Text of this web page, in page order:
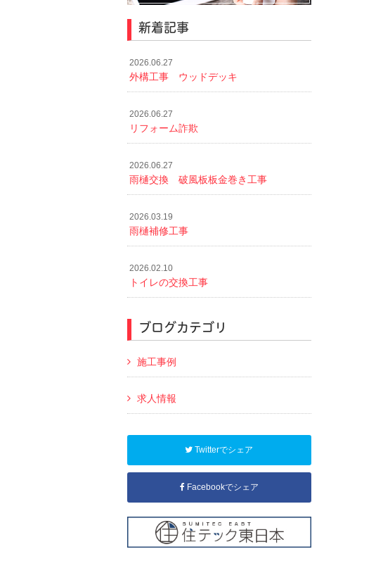
新着記事
2026.06.27
外構工事 ウッドデッキ
2026.06.27
リフォーム詐欺
2026.06.27
雨樋交換 破風板板金巻き工事
2026.03.19
雨樋補修工事
2026.02.10
トイレの交換工事
ブログカテゴリ
施工事例
求人情報
Twitterでシェア
Facebookでシェア